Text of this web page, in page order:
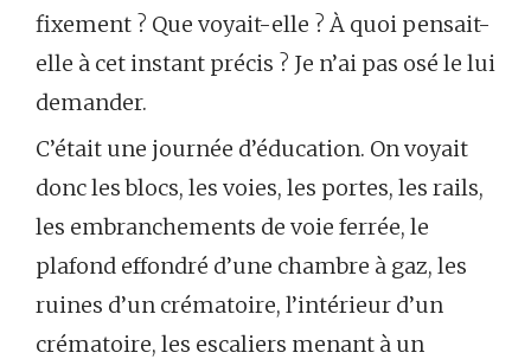
fixement ? Que voyait-elle ? À quoi pensait-
elle à cet instant précis ? Je n’ai pas osé le lui
demander.
C’était une journée d’éducation. On voyait
donc les blocs, les voies, les portes, les rails,
les embranchements de voie ferrée, le
plafond effondré d’une chambre à gaz, les
ruines d’un crématoire, l’intérieur d’un
crématoire, les escaliers menant à un